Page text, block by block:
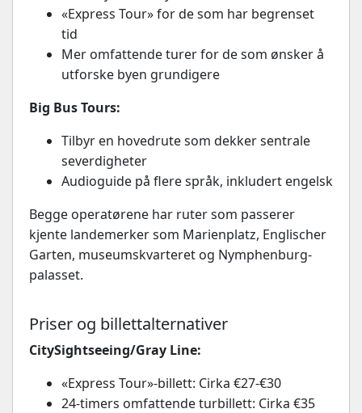
«Express Tour» for de som har begrenset
tid
Mer omfattende turer for de som ønsker å
utforske byen grundigere
Big Bus Tours:
Tilbyr en hovedrute som dekker sentrale
severdigheter
Audioguide på flere språk, inkludert engelsk
Begge operatørene har ruter som passerer
kjente landemerker som Marienplatz, Englischer
Garten, museumskvarteret og Nymphenburg-
palasset.
Priser og billettalternativer
CitySightseeing/Gray Line:
«Express Tour»-billett: Cirka €27-€30
24-timers omfattende turbillett: Cirka €35